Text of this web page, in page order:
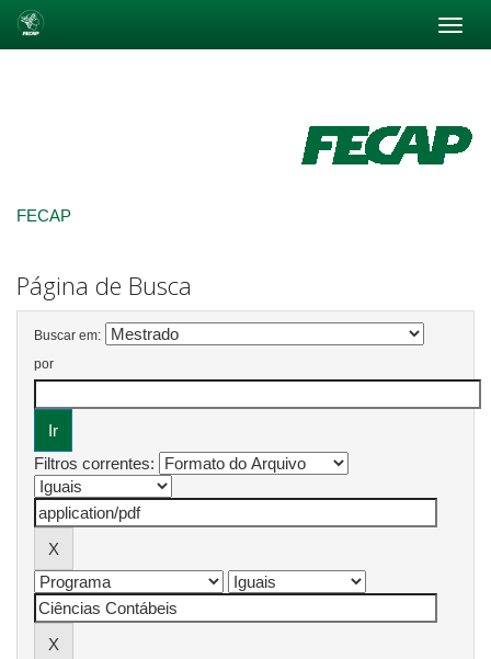
FECAP
Página de Busca
Buscar em:
por
Filtros correntes: